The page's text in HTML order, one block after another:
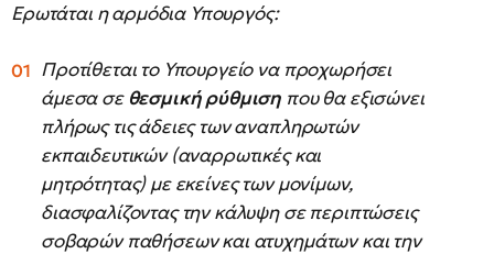
Ερωτάται η αρμόδια Υπουργός:
Προτίθεται το Υπουργείο να προχωρήσει
άμεσα σε θεσμική ρύθμιση που θα εξισώνει
πλήρως τις άδειες των αναπληρωτών
εκπαιδευτικών (αναρρωτικές και
μητρότητας) με εκείνες των μονίμων,
διασφαλίζοντας την κάλυψη σε περιπτώσεις
σοβαρών παθήσεων και ατυχημάτων και την